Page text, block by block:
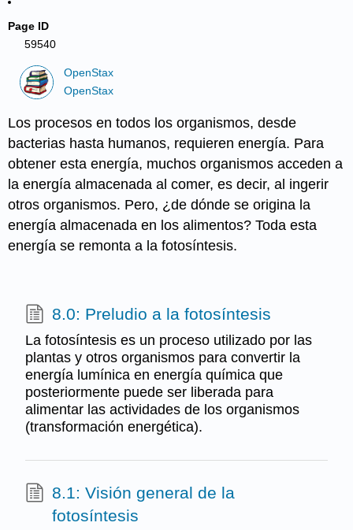
Page ID
59540
OpenStax
OpenStax
Los procesos en todos los organismos, desde
bacterias hasta humanos, requieren energía. Para
obtener esta energía, muchos organismos acceden a
la energía almacenada al comer, es decir, al ingerir
otros organismos. Pero, ¿de dónde se origina la
energía almacenada en los alimentos? Toda esta
energía se remonta a la fotosíntesis.
8.0: Preludio a la fotosíntesis
La fotosíntesis es un proceso utilizado por las
plantas y otros organismos para convertir la
energía lumínica en energía química que
posteriormente puede ser liberada para
alimentar las actividades de los organismos
(transformación energética).
8.1: Visión general de la
fotosíntesis